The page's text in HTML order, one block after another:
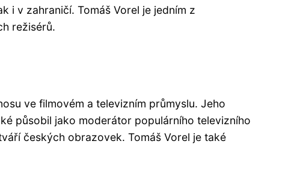
i v zahraničí. Tomáš Vorel je jedním z
režisérů.
ve filmovém a televizním průmyslu. Jeho
působil jako moderátor populárního televizního
českých obrazovek. Tomáš Vorel je také